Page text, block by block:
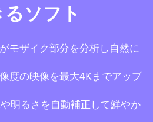
ソフト
モザイク部分を分析し自然に
度の映像を最大4Kまでアップ
明るさを自動補正して鮮やか